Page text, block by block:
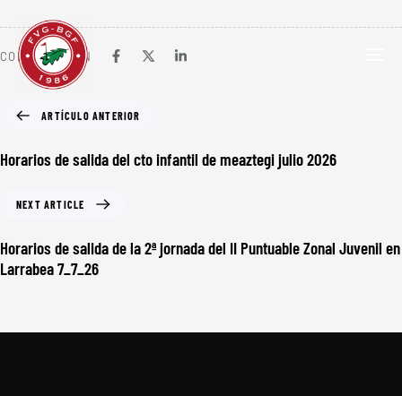
COMPARTIR EN
ARTÍCULO ANTERIOR
Horarios de salida del cto infantil de meaztegi julio 2026
NEXT ARTICLE
Horarios de salida de la 2ª jornada del II Puntuable Zonal Juvenil en
Larrabea 7_7_26